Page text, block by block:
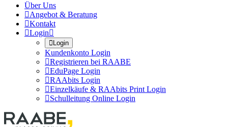
Über Uns
Angebot & Beratung
Kontakt
Login
Login
Kundenkonto Login
Registrieren bei RAABE
EduPage Login
RAAbits Login
Einzelkäufe & RAAbits Print Login
Schulleitung Online Login